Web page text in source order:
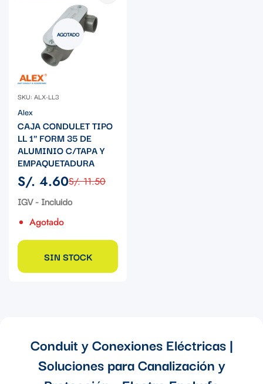
AGOTADO
SKU: ALX-LL3
Alex
CAJA CONDULET TIPO
LL 1" FORM 35 DE
ALUMINIO C/TAPA Y
EMPAQUETADURA
Precio
de
S/. 4.60
Precio
regular
S/. 11.50
IGV - Incluido
Agotado
SIN STOCK
Conduit y Conexiones Eléctricas |
Soluciones para Canalización y